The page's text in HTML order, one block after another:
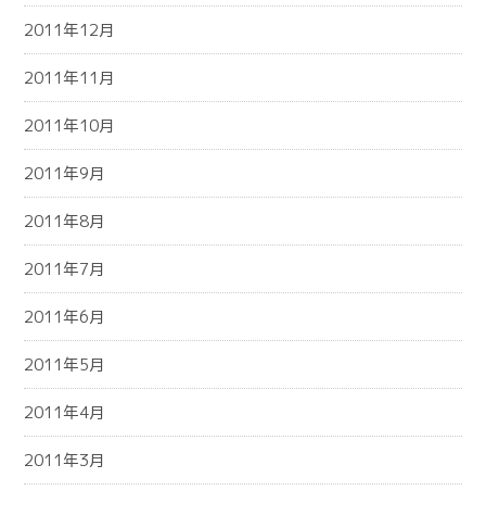
2011年12月
2011年11月
2011年10月
2011年9月
2011年8月
2011年7月
2011年6月
2011年5月
2011年4月
2011年3月